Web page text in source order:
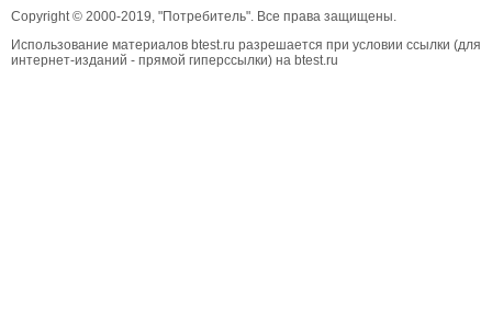
Copyright © 2000-2019, "Потребитель". Все права защищены.
Использование материалов btest.ru разрешается при условии ссылки (для
интернет-изданий - прямой гиперссылки) на btest.ru